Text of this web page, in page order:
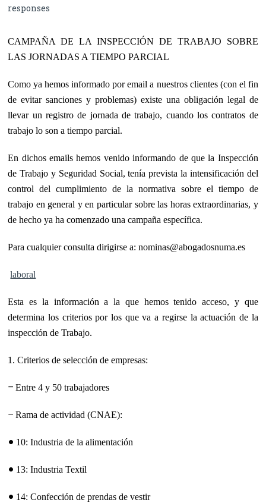
responses
CAMPAÑA DE LA INSPECCIÓN DE TRABAJO SOBRE
LAS JORNADAS ATIEMPO PARCIAL
Como ya hemos informado por email a nuestros clientes (con el fin
de evitar sanciones y problemas) existe una obligación legal de
llevar unregistro de jornada de trabajo, cuando los contratos de
trabajo lo son a tiempo parcial.
En dichos emails hemos venido informando de que la Inspección
de Trabajo y Seguridad Social, tenía prevista la intensificación del
control del cumplimiento de la normativa sobre el tiempo de
trabajo en general y en particular sobre las horas extraordinarias, y
de hecho ya ha comenzado una campaña específica.
Para cualquier consulta dirigirse a: nominas@abogadosnuma.es
laboral
Esta es la información a la que hemos tenido acceso, y que
determina los criterios por los que va a regirse la actuación de la
inspección de Trabajo.
1. Criterios de selección de empresas:
−Entre 4 y 50 trabajadores
−Rama de actividad (CNAE):
• 10: Industria de la alimentación
• 13: Industria Textil
• 14: Confección de prendas de vestir